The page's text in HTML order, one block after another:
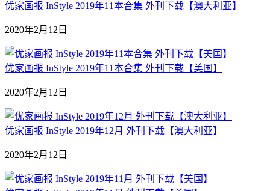
优家画报 InStyle 2019年11本合集 外刊下载【澳大利亚】
2020年2月12日
优家画报 InStyle 2019年11本合集 外刊下载【美国】
2020年2月12日
优家画报 InStyle 2019年12月 外刊下载【澳大利亚】
2020年2月12日